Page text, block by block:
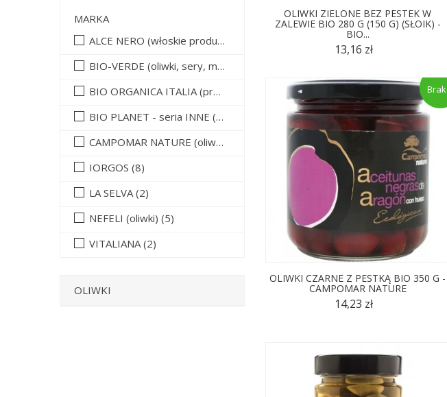
MARKA
ALCE NERO (włoskie produkty)
BIO-VERDE (oliwki, sery, makarony, przystawki)
BIO ORGANICA ITALIA (przetwory warzywne)
BIO PLANET - seria INNE (1)
CAMPOMAR NATURE (oliwki, oliwa, miód)
IORGOS (8)
LA SELVA(2)
NEFELI (oliwki) (5)
VITALIANA(2)
OLIWKI
OLIWKI ZIELONE BEZ PESTEK W
ZALEWIE BIO 280 G (150 G) (SŁOIK) -
BIO...
13,16 zł
Brak
OLIWKI CZARNE Z PESTKĄ BIO 350 G -
CAMPOMAR NATURE
14,23 zł